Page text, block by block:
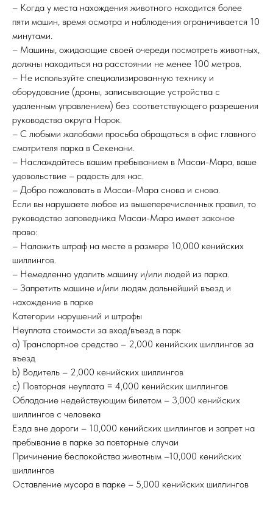
– Когда у места нахождения животного находится более
пяти машин, время осмотра и наблюдения ограничивается 10
минутами.
– Машины, ожидающие своей очереди посмотреть животных,
должны находиться на расстоянии не менее 100 метров.
– Не используйте специализированную технику и
оборудование (дроны, записывающие устройства с
удаленным управлением) без соответствующего разрешения
руководства округа Нарок.
– С любыми жалобами просьба обращаться в офис главного
смотрителя парка в Секенани.
– Наслаждайтесь вашим пребыванием в Масаи-Мара, ваше
удовольствие – радость для нас.
– Добро пожаловать в Масаи-Мара снова и снова.
Если вы нарушаете любое из вышеперечисленных правил, то
руководство заповедника Масаи-Мара имеет законое
право:
– Наложить штраф на месте в размере 10,000 кенийских
шиллингов.
– Немедленно удалить машину и/или людей из парка.
– Запретить машине и/или людям дальнейший въезд и
нахождение в парке
Категории нарушений и штрафы
Неуплата стоимости за вход/въезд в парк
a) Транспортное средство – 2,000 кенийских шиллингов за
въезд
b) Водитель – 2,000 кенийских шиллингов
c) Повторная неуплата = 4,000 кенийских шиллингов
Обладание недействующим билетом – 3,000 кенийских
шиллингов с человека
Езда вне дороги – 10,000 кенийских шиллингов и запрет на
пребывание в парке за повторные случаи
Причинение беспокойства животным –10,000 кенийских
шиллингов
Оставление мусора в парке – 5,000 кенийских шиллингов